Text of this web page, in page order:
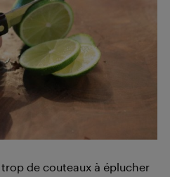
trop de couteaux à éplucher